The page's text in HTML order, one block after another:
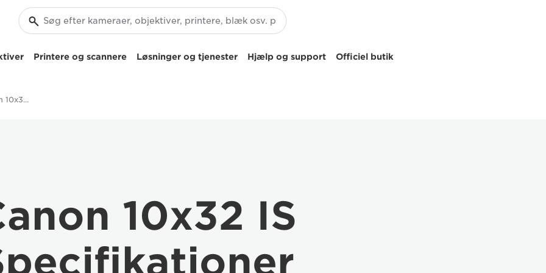
Printere og scannere Løsninger og tjenester Hjælp og support Officiel butik
Specifikationer – Canon 10x32 IS
10x32 IS